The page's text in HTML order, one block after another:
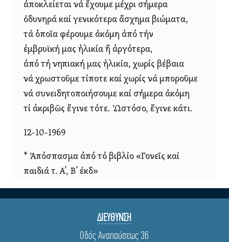
ἀποκλείεται νά ἔχουμε μέχρι σήμερα
ὀδυνηρά καί γενικότερα ἄσχημα βιώματα,
τά ὁποῖα φέρουμε ἀκόμη ἀπό τήν
ἐμβρυϊκή μας ἡλικία ἤ ἀργότερα,
ἀπό τή νηπιακή μας ἡλικία, χωρίς βέβαια
νά χρωστοῦμε τίποτε καί χωρίς νά μποροῦμε
νά συνειδητοποιήσουμε καί σήμερα ἀκόμη
τί ἀκριβῶς ἔγινε τότε. Ὡστόσο, ἔγινε κάτι.
12-10-1969
* Ἀπόσπασμα ἀπό τό βιβλίο «Γονεῖς καί
παιδιά τ. Α’, Β’ έκδ»
ΔΙΕΥΘΥΝΣΗ
Οδός Αναπαύσεως 36